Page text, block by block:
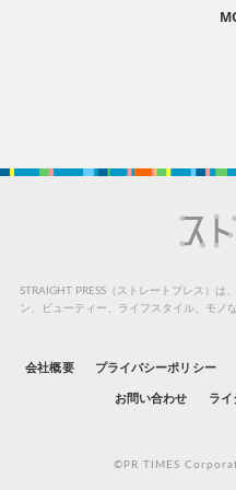
STRAIGHT PRESS（ストレートプレス）は
ン、ビューティー、ライフスタイル、モノ
会社概要 プライバシーポリシー
お問い合わせ ライ
©PR TIMES